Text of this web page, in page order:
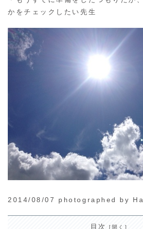
かをチェックしたい先生
2014/08/07 photographed by
目次